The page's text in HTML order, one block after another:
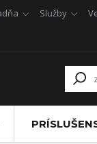
Služby